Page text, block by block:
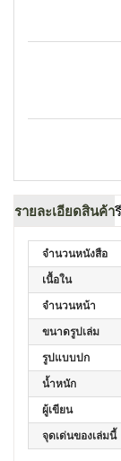
รายละเอียดสินค้า
จำนวนหนังสือ
เนื้อใน
จำนวนหน้า
ขนาดรูปเล่ม
รูปแบบปก
น้ำหนัก
ผู้เขียน
จุดเด่นของเล่มนี้